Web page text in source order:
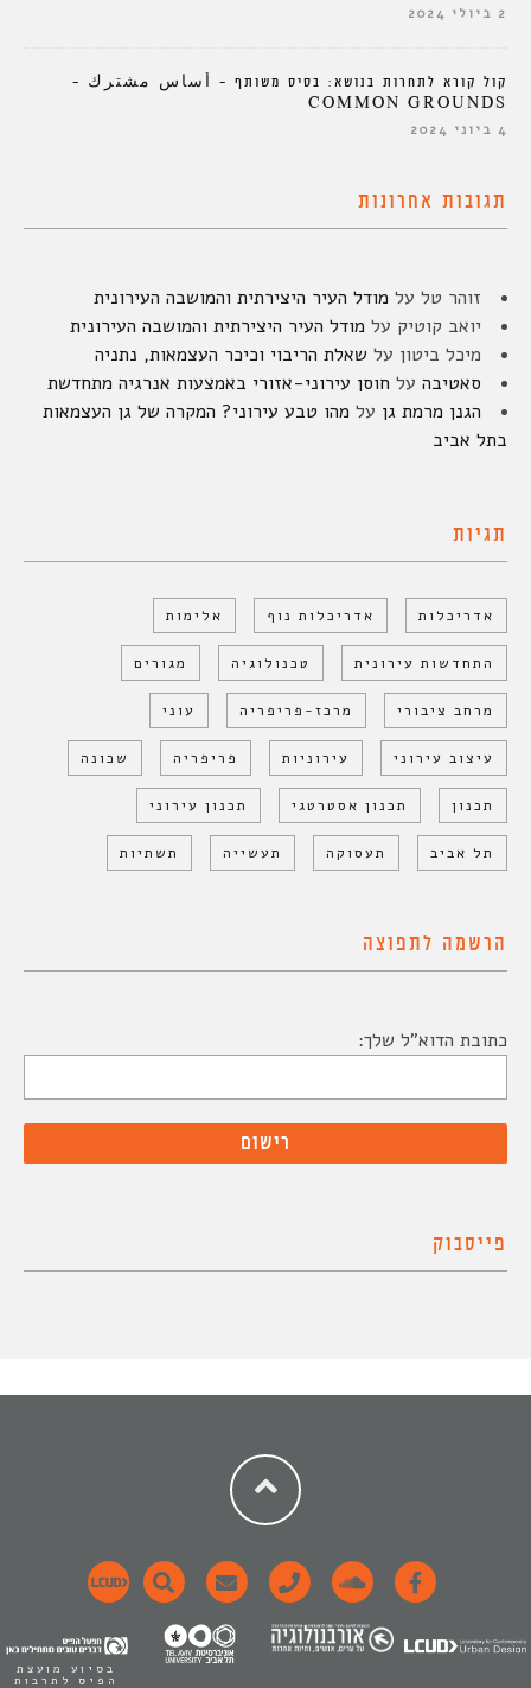
2 ביולי 2024
קול קורא לתחרות בנושא: בסיס משותף – أساس مشترك –
COMMON GROUNDS
4 ביוני 2024
תגובות אחרונות
זוהר טל על מודל העיר היצירתית והמושבה העירונית
יואב קוטיק על מודל העיר היצירתית והמושבה העירונית
מיכל ביטון על שאלת הריבוי וכיכר העצמאות, נתניה
סאטיבה על חוסן עירוני-אזורי באמצעות אנרגיה מתחדשת
הגנן מרמת גן על מהו טבע עירוני? המקרה של גן העצמאות
בתל אביב
תגיות
אדריכלות אדריכלות נוף אלימות
התחדשות עירונית טכנולוגיה מגורים
מרחב ציבורי מרכז-פריפריה עוני
עיצוב עירוני עירוניות פריפריה שכונה
תכנון תכנון אסטרטגי תכנון עירוני
תל אביב תעסוקה תעשייה תשתיות
הרשמה לתפוצה
כתובת הדוא"ל שלך:
פייסבוק
בסיוע מועצת
הפיס לתרבות